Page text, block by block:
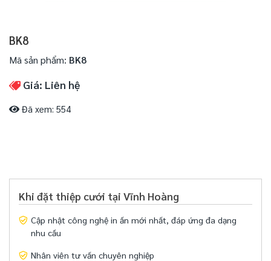
BK8
Mã sản phẩm: BK8
Giá: Liên hệ
Đã xem: 554
Khi đặt thiệp cưới tại Vĩnh Hoàng
Cập nhật công nghệ in ấn mới nhất, đáp ứng đa dạng
nhu cầu
Nhân viên tư vấn chuyên nghiệp